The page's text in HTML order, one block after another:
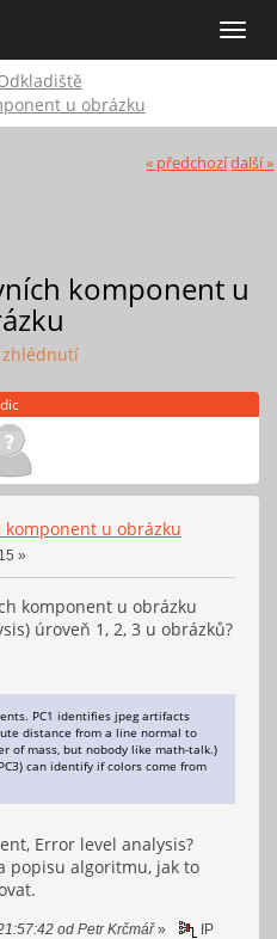
Toggle
u obrázku
« předchozídalší »
komponent u
zhlédnutí
dic
komponent u obrázku
»
komponent u obrázku
úroveň 1, 2, 3 u obrázků?
PC1 identifies jpeg artifacts
distance from a line normal to
of mass, but nobody like math-talk.)
can identify if colors come from
Error level analysis?
popisu algoritmu, jak to
od Petr Krčmář»
IP